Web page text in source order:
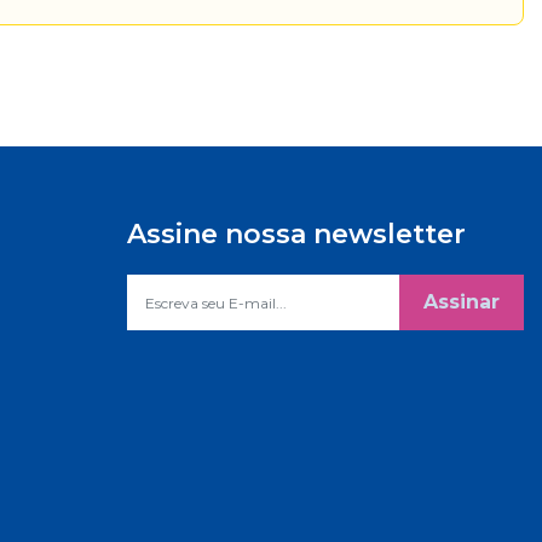
Assine nossa newsletter
Assinar